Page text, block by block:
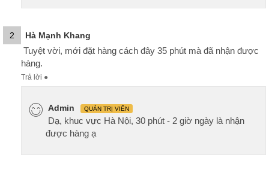
2 Hà Mạnh Khang
Tuyệt vời, mới đặt hàng cách đây 35 phút mà đã nhận được
hàng.
Trả lời ●
Admin QUẢN TRỊ VIÊN
Dạ, khuc vực Hà Nội, 30 phút - 2 giờ ngày là nhận
được hàng ạ